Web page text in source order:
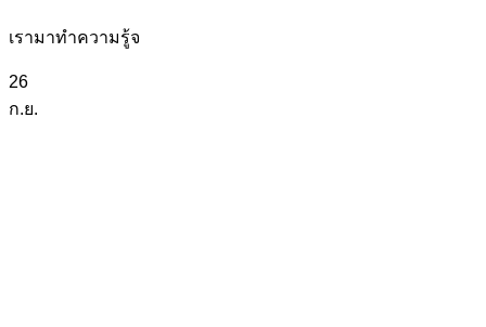
เรามาทำความรู้จ
26
ก.ย.